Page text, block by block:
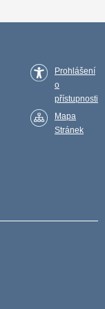
Prohlášení
o
přístupnosti
Mapa
Stránek